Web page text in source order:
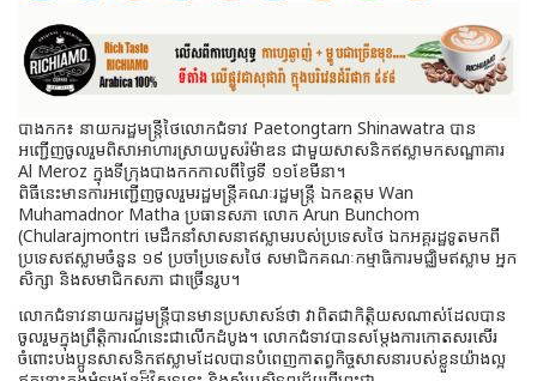
បាងកក៖ នាយករដ្ឋមន្រ្តីថៃលោកជំទាវ Paetongtarn Shinawatra បាន
អញ្ជើញចូលរួមពិសាអាហារស្រាយបួសរ៉ម៉ាឌន ជាមួយសាសនិកឥស្លាមកសណ្ឋាគារ
Al Meroz ក្នុងទីក្រុងបាងកកកាលពីថ្ងៃទី ១១ខែមីនា។
ពិធីនេះមានការអញ្ជើញចូលរួមរដ្ឋមន្ត្រីគណៈរដ្ឋមន្ត្រី ឯកឧត្តម Wan
Muhamadnor Matha ប្រធានសភា លោក Arun Bunchom
(Chularajmontri មេដឹកនាំសាសនាឥស្លាមរបស់ប្រទេសថៃ ឯកអគ្គរដ្ឋទូតមកពី
ប្រទេសឥស្លាមចំនួន ១៩ ប្រចាំប្រទេសថៃ សមាជិកគណៈកម្មាធិការមជ្ឈិមឥស្លាម អ្នក
សិក្សា និងសមាជិកសភា ជាច្រើនរូប។
លោកជំទាវនាយក​រដ្ឋមន្ត្រី​បាន​មានប្រសាសន៍ថា វា​ពិតជា​កិត្តិយស​ណាស់​ដែល​បាន​
ចូលរួម​ក្នុង​ព្រឹត្តិការណ៍​នេះ​ជា​លើកដំបូង​។ លោកជំទាវបានសម្តែងការកោតសរសើរ
ចំពោះបងប្អូនសាសនិកឥស្លាមដែលបានបំពេញកាតព្វកិច្ចសាសនារបស់ខ្លួនយ៉ាងល្អ